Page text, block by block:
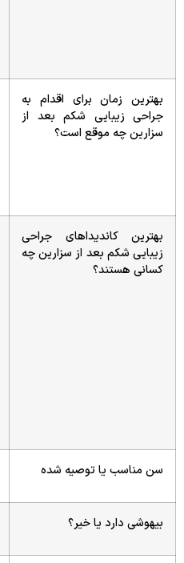
بهترین زمان برای اقدام به
جراحی زیبایی شکم بعد از
سزارین چه موقع است؟
بهترین کاندیداهای جراحی
زیبایی شکم بعد از سزارین چه
کسانی هستند؟
سن مناسب یا توصیه شده
بیهوشی دارد یا خیر؟